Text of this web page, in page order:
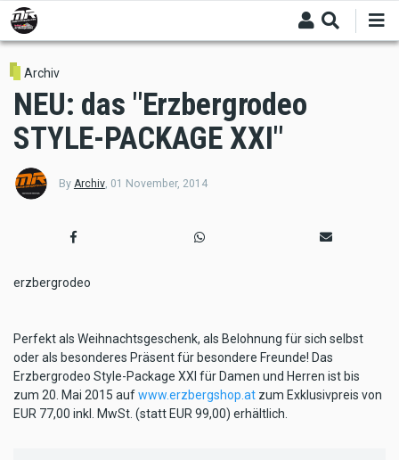
Skip
to
main
content
Archiv
NEU: das "Erzbergrodeo
STYLE-PACKAGE XXI"
By Archiv, 01 November, 2014
erzbergrodeo
Perfekt als Weihnachtsgeschenk, als Belohnung für sich selbst
oder als besonderes Präsent für besondere Freunde! Das
Erzbergrodeo Style-Package XXI für Damen und Herren ist bis
zum 20. Mai 2015 aufwww.erzbergshop.at zum Exklusivpreis von
EUR 77,00 inkl. MwSt. (statt EUR 99,00) erhältlich.